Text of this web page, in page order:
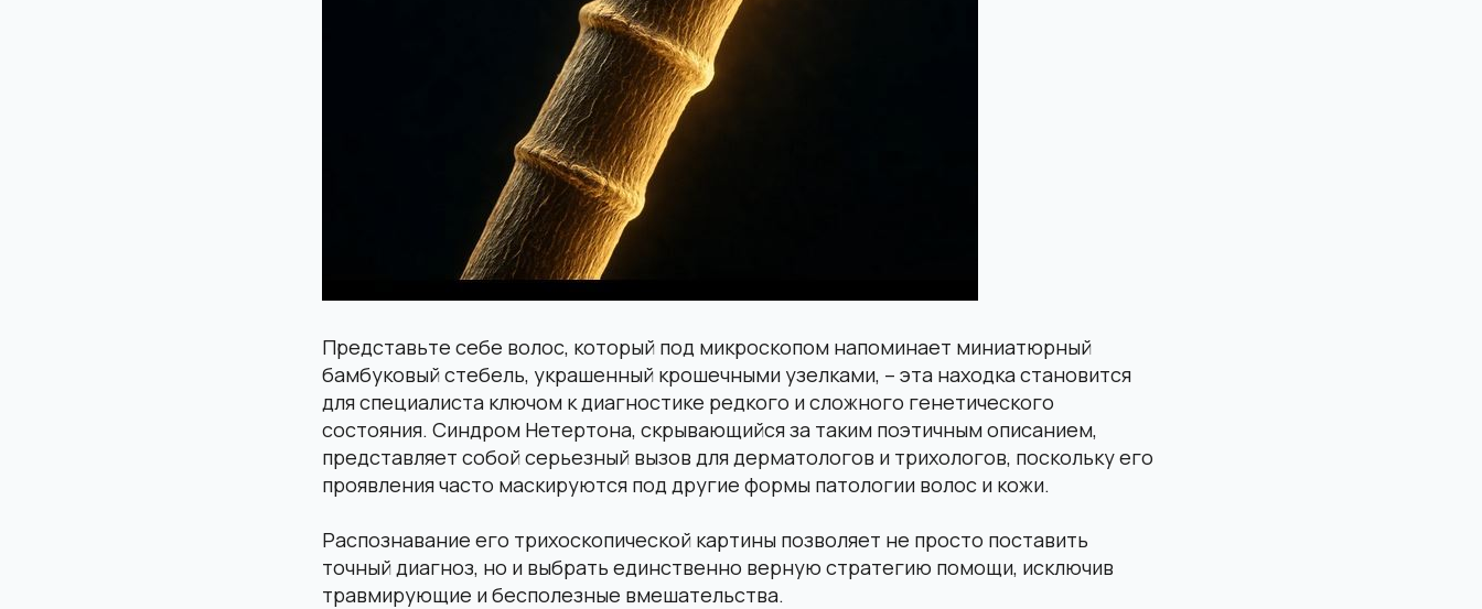
Представьте себе волос, который под микроскопом напоминает миниатюрный
бамбуковый стебель, украшенный крошечными узелками, – эта находка становится
для специалиста ключом к диагностике редкого и сложного генетического
состояния. Синдром Нетертона, скрывающийся за таким поэтичным описанием,
представляет собой серьезный вызов для дерматологов и трихологов, поскольку его
проявления часто маскируются под другие формы патологии волос и кожи.
Распознавание его трихоскопической картины позволяет не просто поставить
точный диагноз, но и выбрать единственно верную стратегию помощи, исключив
травмирующие и бесполезные вмешательства.